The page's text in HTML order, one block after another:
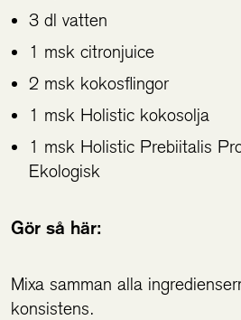
3 dl vatten
1 msk citronjuice
2 msk kokosflingor
1 msk Holistic kokosolja
1 msk Holistic Prebiitalis
Ekologisk
Gör så här:
Mixa samman alla
konsistens.